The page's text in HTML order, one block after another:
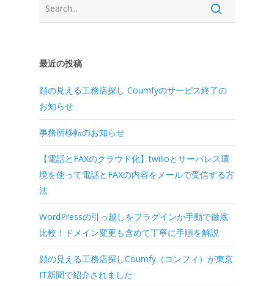
最近の投稿
顔の見える工務店探し Coumfyのサービス終了の
お知らせ
事務所移転のお知らせ
【電話とFAXのクラウド化】twilioとサーバレス環
境を使って電話とFAXの内容をメールで受信する方
法
WordPressの引っ越しをプラグインか手動で徹底
比較！ドメイン変更も含めて丁寧に手順を解説
顔の見える工務店探しCoumfy（コンフィ）が東京
IT新聞で紹介されました